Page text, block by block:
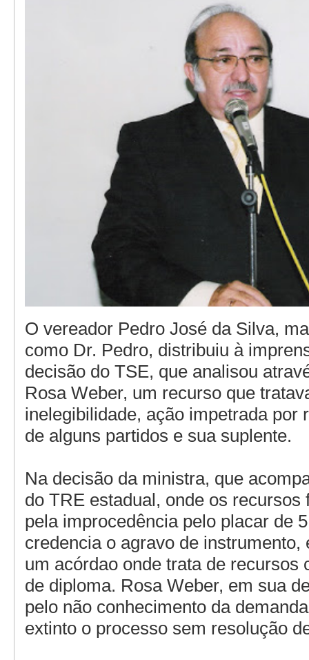
O vereador Pedro José da Silva,
como Dr. Pedro, distribuiu à
decisão do TSE, que analisou
Rosa Weber, um recurso que
inelegibilidade, ação impetrada por
de alguns partidos e sua suplente.
Na decisão da ministra, que
do TRE estadual, onde os recursos
pela improcedência pelo placar de
credencia o agravo de instrumento,
um acórdao onde trata de recursos
de diploma. Rosa Weber, em sua
pelo não conhecimento da
extinto o processo sem resolução